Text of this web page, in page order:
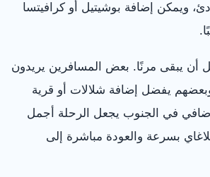
ويمكن إضافة بوشيتيل أو كرافيتسا
أن يبقى مرنًا. بعض المسافرين يريدون
وبعضهم يفضل إضافة شلالات أو قرية
في الجنوب يجعل الرحلة أجمل
بسرعة والعودة مباشرة إلى